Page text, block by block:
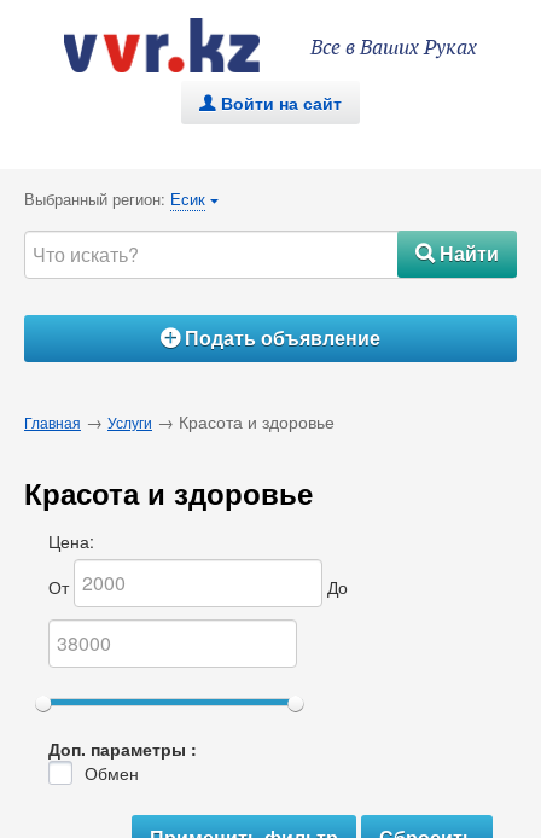
Все в Ваших Руках
. Войти на сайт
Выбранный регион: Есик {
#Найти
ÁПодать объявление
Главная → Услуги → Красота и здоровье
Красота и здоровье
Цена:
От
До
Доп. параметры :
Обмен